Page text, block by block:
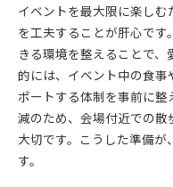
イベントを最大限に楽し
を工夫することが肝心で
きる環境を整えることで
的には、イベント中の食
ポートする体制を事前に
減のため、会場付近での
大切です。こうした準備
す。